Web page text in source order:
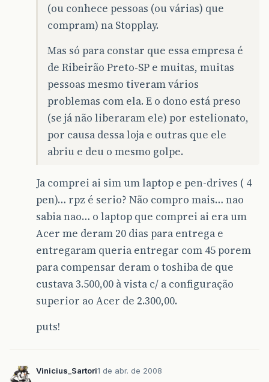
(ou conhece pessoas (ou várias) que
compram) na Stopplay.
Mas só para constar que essa empresa é
de Ribeirão Preto-SP e muitas, muitas
pessoas mesmo tiveram vários
problemas com ela. E o dono está preso
(se já não liberaram ele) por estelionato,
por causa dessa loja e outras que ele
abriu e deu o mesmo golpe.
Ja comprei ai sim um laptop e pen-drives ( 4
pen)… rpz é serio? Não compro mais… nao
sabia nao… o laptop que comprei ai era um
Acer me deram 20 dias para entrega e
entregaram queria entregar com 45 porem
para compensar deram o toshiba de que
custava 3.500,00 à vista c/ a configuração
superior ao Acer de 2.300,00.
puts!
Vinicius_Sartori1 de abr. de 2008